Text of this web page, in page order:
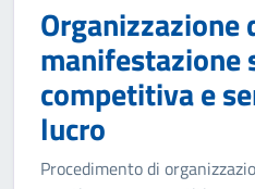
Organizzazione
manifestazione
competitiva e
lucro
Procedimento di